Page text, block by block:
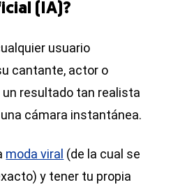
(IA)?
usuario
cantante, actor o
un resultado tan realista
cámara instantánea.
moda viral (de la cual se
y tener tu propia